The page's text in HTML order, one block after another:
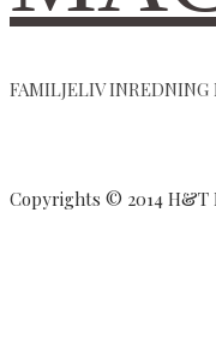
FAMILJELIV INREDNING
Copyrights © 2014 H&T